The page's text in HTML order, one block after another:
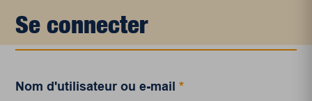
Se connecter
Nom d'utilisateur ou e-mail*